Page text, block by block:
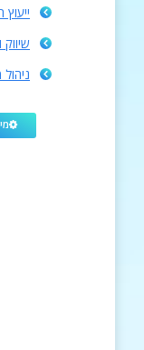
שיווק